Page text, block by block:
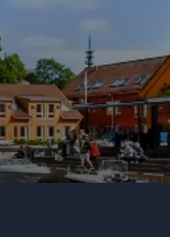
dig med at finde
dit arrangement.